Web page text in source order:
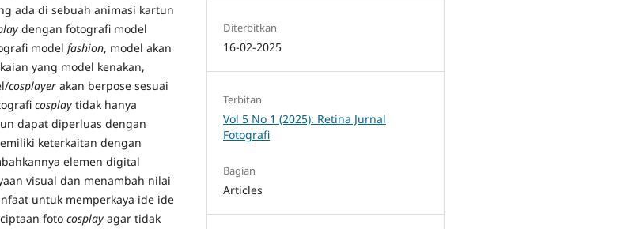
ada di sebuah animasi kartun
dengan fotografi model
model fashion, model akan
yang model kenakan,
cosplayer akan berpose sesuai
cosplay tidak hanya
dapat diperluas dengan
keterkaitan dengan
elemen digital
visual dan menambah nilai
untuk memperkaya ide ide
foto cosplay agar tidak
Diterbitkan
16-02-2025
Terbitan
Vol 5 No 1 (2025): Retina Jurnal
Fotografi
Bagian
Articles